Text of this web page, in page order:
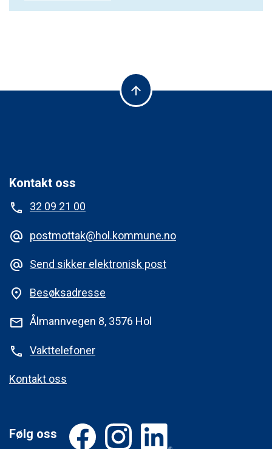
arrow_upward
Kontakt oss
phone
32 09 21 00
alternate_email postmottak@hol.kommune.no
alternate_email Send sikker elektronisk post
place Besøksadresse
mail Ålmannvegen 8, 3576 Hol
phone Vakttelefoner
Kontakt oss
Følg oss